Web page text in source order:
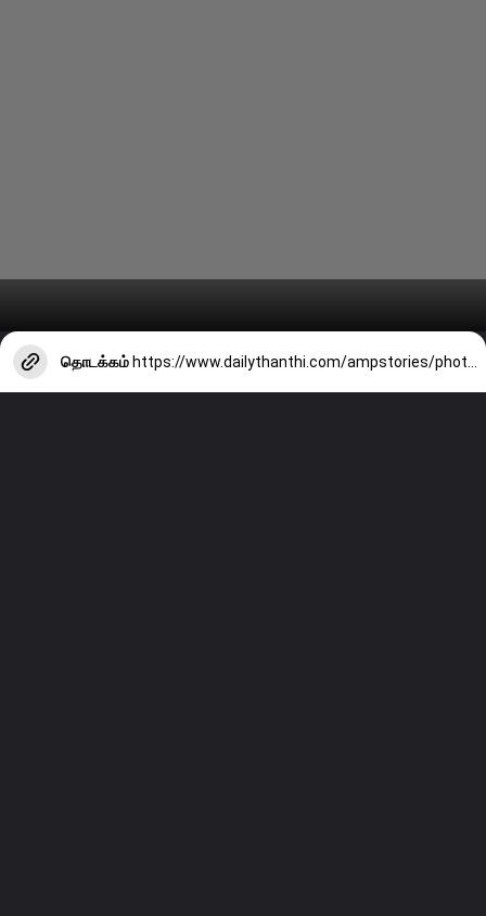
தொடக்கம் https://www.dailythanthi.com/ampstories/photo-story/actress-anju-kurians-latest-clicks-3